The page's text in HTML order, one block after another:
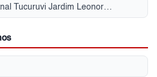
Condomínio Habitacional Tucuruvi Jardim Leonor Mendes de Barros